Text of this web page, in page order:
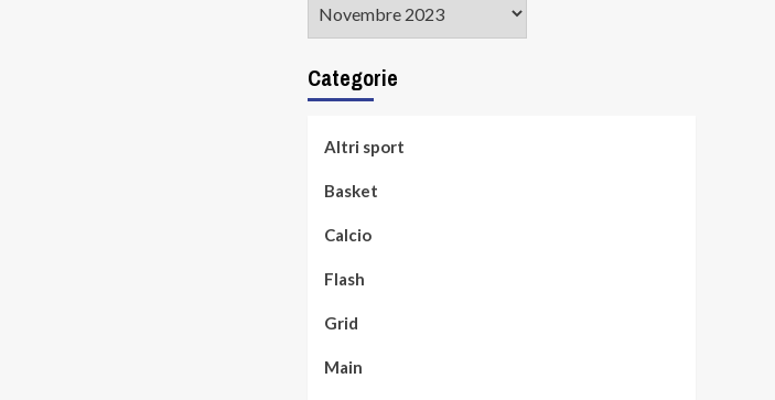
Categorie
Altri sport
Basket
Calcio
Flash
Grid
Main